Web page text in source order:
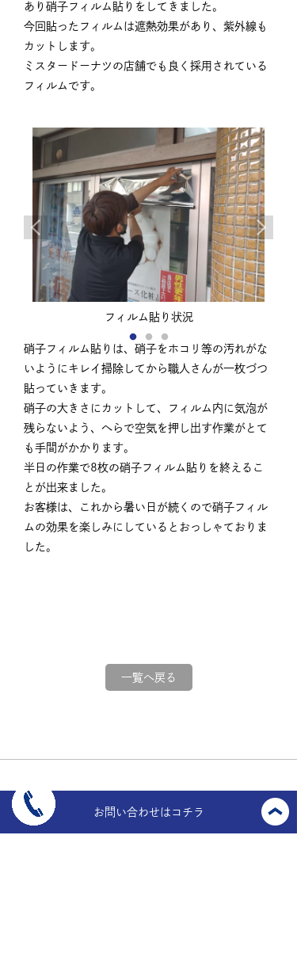
お問い合わせはコチラ
あり硝子フィルム貼りをしてきました。
今回貼ったフィルムは遮熱効果があり、紫外線も
カットします。
ミスタードーナツの店舗でも良く採用されている
フィルムです。
フィルム貼り状況
硝子フィルム貼りは、硝子をホコリ等の汚れがな
いようにキレイ掃除してから職人さんが一枚づつ
貼っていきます。
硝子の大きさにカットして、フィルム内に気泡が
残らないよう、へらで空気を押し出す作業がとて
も手間がかかります。
半日の作業で8枚の硝子フィルム貼りを終えるこ
とが出来ました。
お客様は、これから暑い日が続くので硝子フィル
ムの効果を楽しみにしているとおっしゃておりま
した。
一覧へ戻る